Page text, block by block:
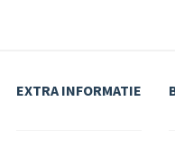
EXTRA INFORMATIE